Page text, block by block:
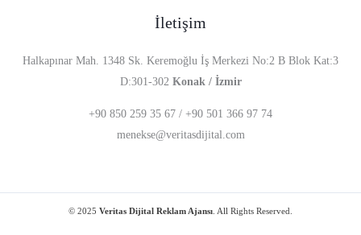
İletişim
Halkapınar Mah. 1348 Sk. Keremoğlu İş Merkezi No:2 B Blok Kat:3
D:301-302 Konak / İzmir
+90 850 259 35 67 / +90 501 366 97 74
menekse@veritasdijital.com
© 2025 Veritas Dijital Reklam Ajansı. All Rights Reserved.